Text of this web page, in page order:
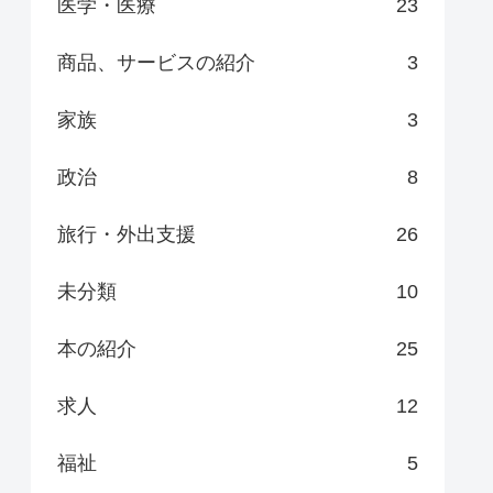
医学・医療 23
商品、サービスの紹介 3
家族 3
政治 8
旅行・外出支援 26
未分類 10
本の紹介 25
求人 12
福祉 5